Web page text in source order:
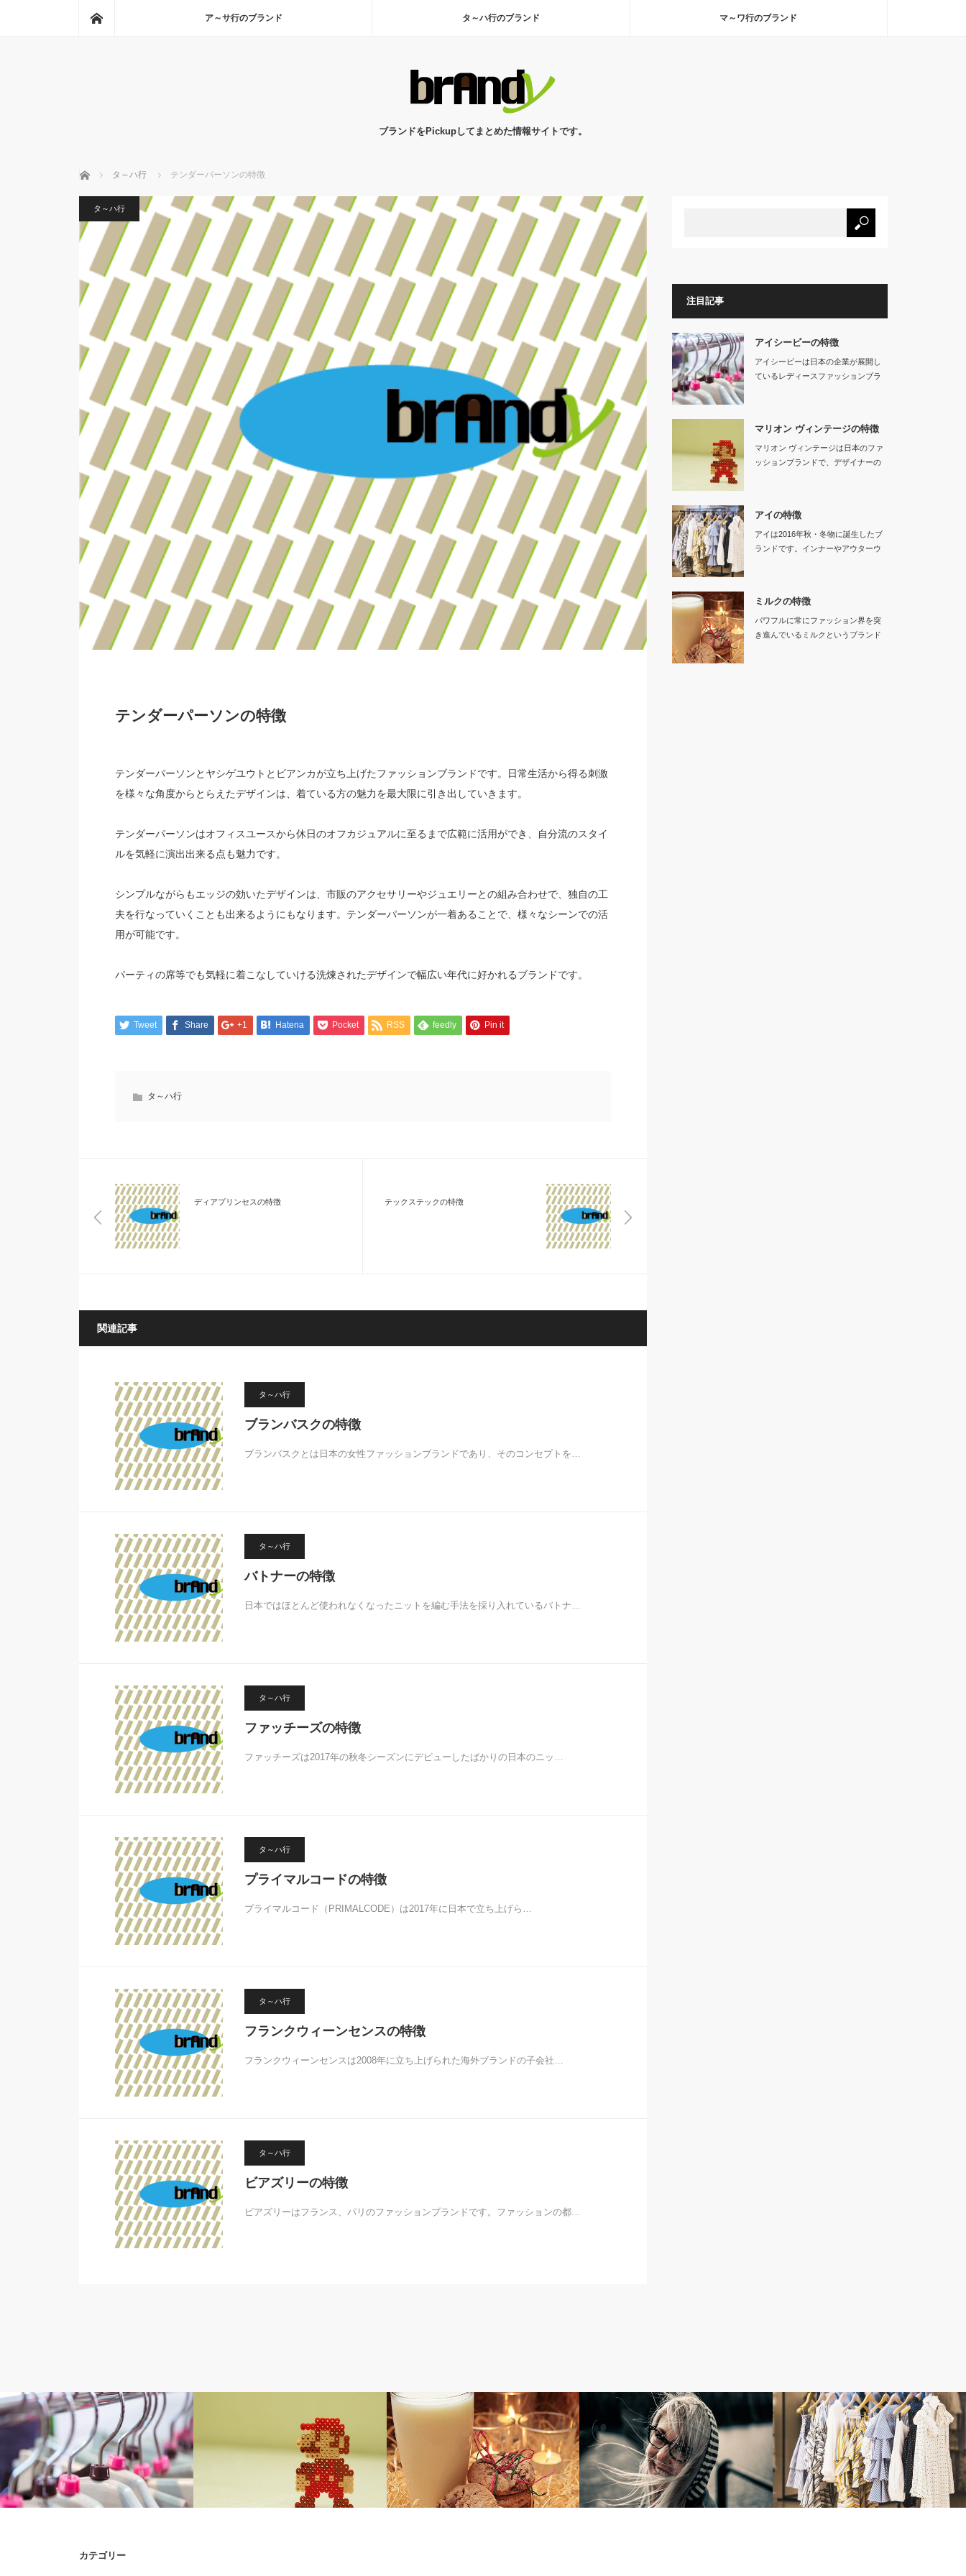
ア～サ行のブランド タ～ハ行のブランド マ～ワ行のブランド
ブランドをPickupしてまとめた情報サイトです。
ホーム タ～ハ行 テンダーパーソンの特徴
タ～ハ行
テンダーパーソンの特徴
テンダーパーソンとヤシゲユウトとビアンカが立ち上げたファッションブランドです。日常生活から得る刺激
を様々な角度からとらえたデザインは、着ている方の魅力を最大限に引き出していきます。
テンダーパーソンはオフィスユースから休日のオフカジュアルに至るまで広範に活用ができ、自分流のスタイ
ルを気軽に演出出来る点も魅力です。
シンプルながらもエッジの効いたデザインは、市販のアクセサリーやジュエリーとの組み合わせで、独自の工
夫を行なっていくことも出来るようにもなります。テンダーパーソンが一着あることで、様々なシーンでの活
用が可能です。
パーティの席等でも気軽に着こなしていける洗煉されたデザインで幅広い年代に好かれるブランドです。
Tweet Share +1 Hatena Pocket RSS feedly Pin it
タ～ハ行
ディアプリンセスの特徴 テックステックの特徴
関連記事
タ～ハ行
ブランバスクの特徴
ブランバスクとは日本の女性ファッションブランドであり、そのコンセプトを…
タ～ハ行
バトナーの特徴
日本ではほとんど使われなくなったニットを編む手法を採り入れているバトナ…
タ～ハ行
ファッチーズの特徴
ファッチーズは2017年の秋冬シーズンにデビューしたばかりの日本のニッ…
タ～ハ行
プライマルコードの特徴
プライマルコード（PRIMALCODE）は2017年に日本で立ち上げら…
タ～ハ行
フランクウィーンセンスの特徴
フランクウィーンセンスは2008年に立ち上げられた海外ブランドの子会社…
タ～ハ行
ビアズリーの特徴
ビアズリーはフランス、パリのファッションブランドです。ファッションの都…
注目記事
アイシービーの特徴
アイシービーは日本の企業が展開し
ているレディースファッションブラ
マリオン ヴィンテージの特徴
マリオン ヴィンテージは日本のファ
ッションブランドで、デザイナーの
アイの特徴
アイは2016年秋・冬物に誕生したブ
ランドです。インナーやアウターウ
ミルクの特徴
パワフルに常にファッション界を突
き進んでいるミルクというブランド
カテゴリー